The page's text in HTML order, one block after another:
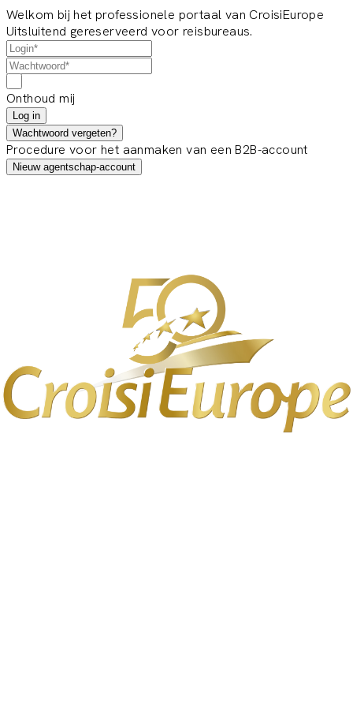
Welkom bij het professionele portaal van CroisiEurope
Uitsluitend gereserveerd voor reisbureaus.
Onthoud mij
Log in
Wachtwoord vergeten?
Procedure voor het aanmaken van een B2B-account
Nieuw agentschap-account